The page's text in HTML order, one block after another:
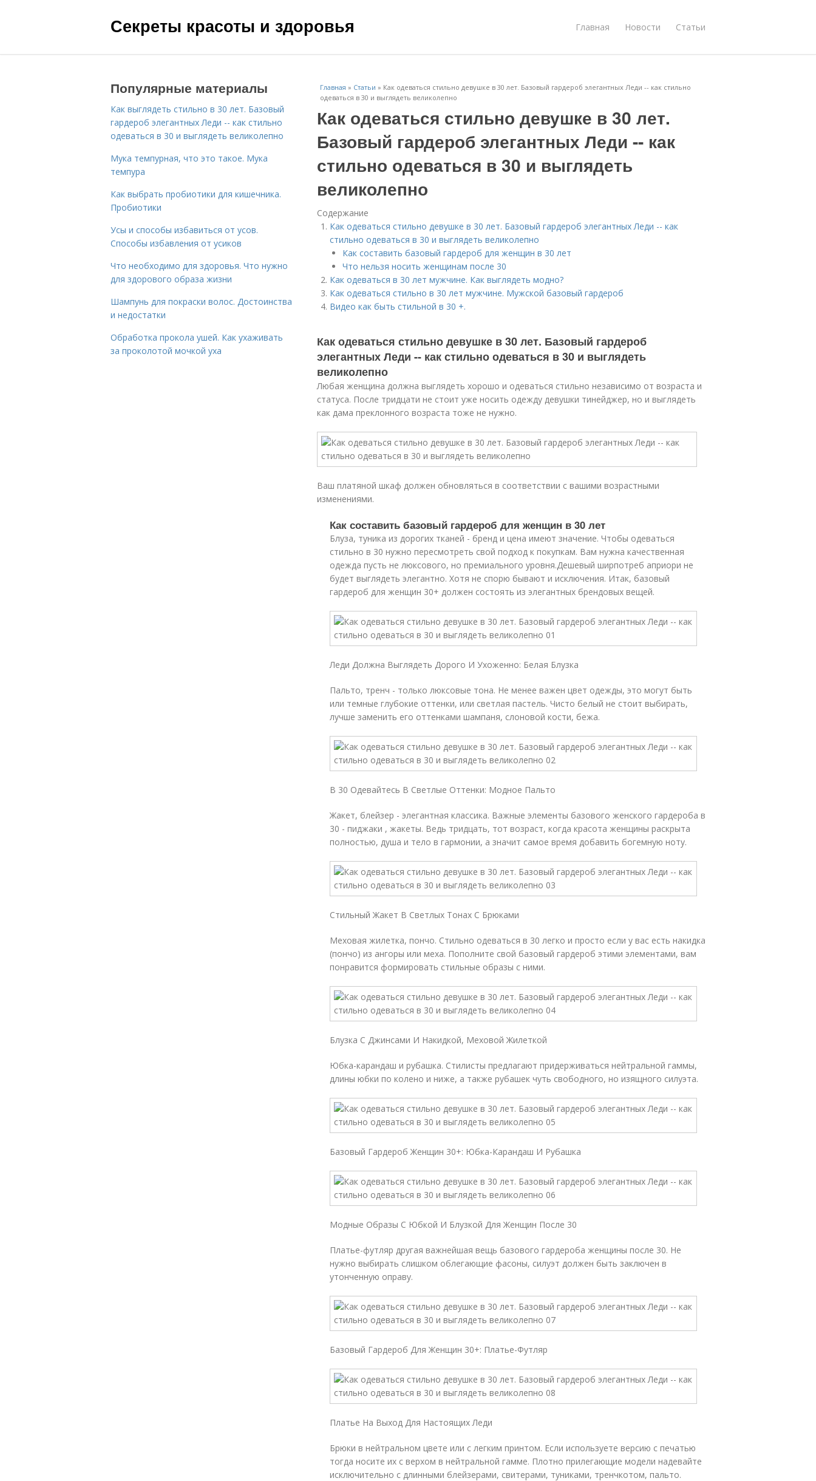
Секреты красоты и здоровья Главная Новости Статьи
Главная » Статьи » Как одеваться стильно девушке в 30 лет. Базовый гардероб элегантных Леди -- как стильно
одеваться в 30 и выглядеть великолепно
Как одеваться стильно девушке в 30 лет.
Базовый гардероб элегантных Леди -- как
стильно одеваться в 30 и выглядеть
великолепно
Содержание
Как одеваться стильно девушке в 30 лет. Базовый гардероб элегантных Леди -- как
стильно одеваться в 30 и выглядеть великолепно
Как составить базовый гардероб для женщин в 30 лет
Что нельзя носить женщинам после 30
Как одеваться в 30 лет мужчине. Как выглядеть модно?
Как одеваться стильно в 30 лет мужчине. Мужской базовый гардероб
Видео как быть стильной в 30 +.
Как одеваться стильно девушке в 30 лет. Базовый гардероб
элегантных Леди -- как стильно одеваться в 30 и выглядеть
великолепно
Любая женщина должна выглядеть хорошо и одеваться стильно независимо от возраста и
статуса. После тридцати не стоит уже носить одежду девушки тинейджер, но и выглядеть
как дама преклонного возраста тоже не нужно.
Ваш платяной шкаф должен обновляться в соответствии с вашими возрастными
изменениями.
Как составить базовый гардероб для женщин в 30 лет
Блуза, туника из дорогих тканей - бренд и цена имеют значение. Чтобы одеваться
стильно в 30 нужно пересмотреть свой подход к покупкам. Вам нужна качественная
одежда пусть не люксового, но премиального уровня.Дешевый ширпотреб априори не
будет выглядеть элегантно. Хотя не спорю бывают и исключения. Итак, базовый
гардероб для женщин 30+ должен состоять из элегантных брендовых вещей.
Леди Должна Выглядеть Дорого И Ухоженно: Белая Блузка
Пальто, тренч - только люксовые тона. Не менее важен цвет одежды, это могут быть
или темные глубокие оттенки, или светлая пастель. Чисто белый не стоит выбирать,
лучше заменить его оттенками шампаня, слоновой кости, бежа.
В 30 Одевайтесь В Светлые Оттенки: Модное Пальто
Жакет, блейзер - элегантная классика. Важные элементы базового женского гардероба в
30 - пиджаки , жакеты. Ведь тридцать, тот возраст, когда красота женщины раскрыта
полностью, душа и тело в гармонии, а значит самое время добавить богемную ноту.
Стильный Жакет В Светлых Тонах С Брюками
Меховая жилетка, пончо. Стильно одеваться в 30 легко и просто если у вас есть накидка
(пончо) из ангоры или меха. Пополните свой базовый гардероб этими элементами, вам
понравится формировать стильные образы с ними.
Блузка С Джинсами И Накидкой, Меховой Жилеткой
Юбка-карандаш и рубашка. Стилисты предлагают придерживаться нейтральной гаммы,
длины юбки по колено и ниже, а также рубашек чуть свободного, но изящного силуэта.
Базовый Гардероб Женщин 30+: Юбка-Карандаш И Рубашка
Модные Образы С Юбкой И Блузкой Для Женщин После 30
Платье-футляр другая важнейшая вещь базового гардероба женщины после 30. Не
нужно выбирать слишком облегающие фасоны, силуэт должен быть заключен в
утонченную оправу.
Базовый Гардероб Для Женщин 30+: Платье-Футляр
Платье На Выход Для Настоящих Леди
Брюки в нейтральном цвете или с легким принтом. Если используете версию с печатью
тогда носите их с верхом в нейтральной гамме. Плотно прилегающие модели надевайте
исключительно с длинными блейзерами, свитерами, туниками, тренчкотом, пальто.
Популярные материалы
Как выглядеть стильно в 30 лет. Базовый
гардероб элегантных Леди -- как стильно
одеваться в 30 и выглядеть великолепно
Мука темпурная, что это такое. Мука
темпура
Как выбрать пробиотики для кишечника.
Пробиотики
Усы и способы избавиться от усов.
Способы избавления от усиков
Что необходимо для здоровья. Что нужно
для здорового образа жизни
Шампунь для покраски волос. Достоинства
и недостатки
Обработка прокола ушей. Как ухаживать
за проколотой мочкой уха